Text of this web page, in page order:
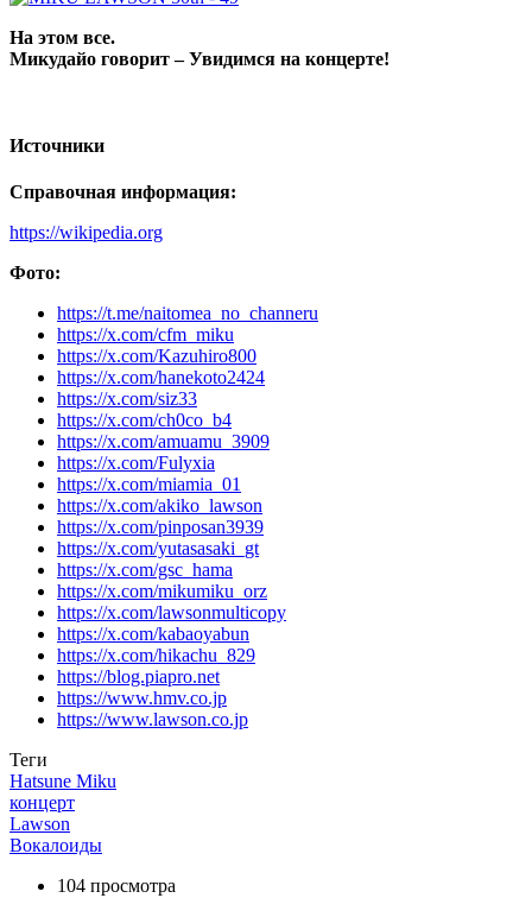
На этом все.
Микудайо говорит – Увидимся на концерте!
Источники
Справочная информация:
https://wikipedia.org
Фото:
https://t.me/naitomea_no_channeru
https://x.com/cfm_miku
https://x.com/Kazuhiro800
https://x.com/hanekoto2424
https://x.com/siz33
https://x.com/ch0co_b4
https://x.com/amuamu_3909
https://x.com/Fulyxia
https://x.com/miamia_01
https://x.com/akiko_lawson
https://x.com/pinposan3939
https://x.com/yutasasaki_gt
https://x.com/gsc_hama
https://x.com/mikumiku_orz
https://x.com/lawsonmulticopy
https://x.com/kabaoyabun
https://x.com/hikachu_829
https://blog.piapro.net
https://www.hmv.co.jp
https://www.lawson.co.jp
Теги
Hatsune Miku
концерт
Lawson
Вокалоиды
104 просмотра